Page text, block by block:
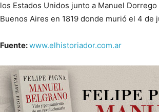
los Estados Unidos junto a Manuel
Buenos Aires en 1819 donde murió el 4 de
Fuente:www.elhistoriador.com.ar